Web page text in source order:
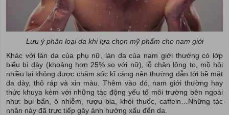
Lưu ý phân loại da khi lựa chọn mỹ phẩm cho nam giới
Khác với làn da của phụ nữ, làn da của nam giới thường có lớp
biểu bì dày (khoảng hơn 25% so với nữ), lỗ chân lông to, mồ hôi
nhiều lại không được chăm sóc kĩ càng nên thường dẫn tới bề mặt
da dày, thô ráp và xỉn màu. Thêm vào đó, nam giới thường hay
thức khuya kèm với những tác động yếu tố môi trường bên ngoài
như: bụi bẩn, ô nhiễm, rượu bia, khói thuốc, caffein…Những tác
nhân này đã trực tiếp gây ảnh hưởng xấu đến da.